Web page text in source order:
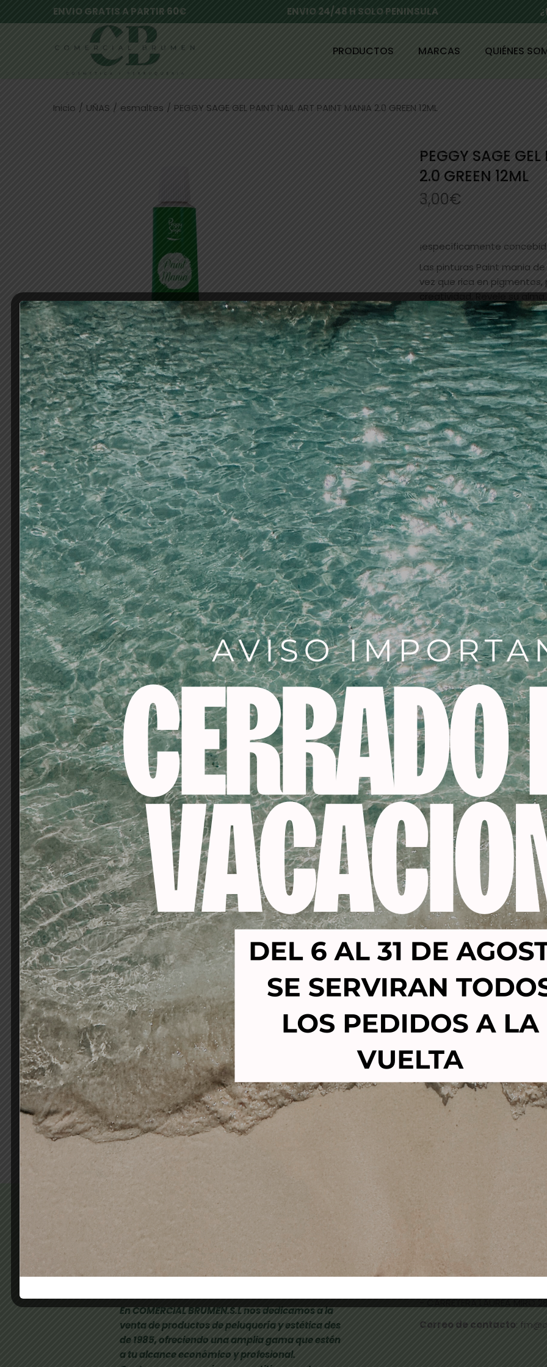
ENVIO GRATIS A PARTIR 60€ ENVIO 24/48 H SOLO PENINSULA
PRODUCTOS MARCAS QUIÉNES
Inicio / UÑAS / esmaltes / PEGGY SAGE GEL PAINT NAIL ART PAINT MANIA 2.0 GREEN 12ML
PEGGY SAGE
2.0 GREEN 12ML
3,00€
¡específicamente
Las pinturas Paint mania
vez que rica en
creatividad. Revele su
matices sutiles y realizar
Añadir a la lista de
Categorías:esmaltes,UÑAS
Descripción
Producto reservado para profesionales
PRECAUCIONES DE USO
Sólo para uso professional. No aplicar directamente sobre la uña natural. Utilizar
artificiales.Evitar todo contacto con los ojos, la piel o la ropa.
Productos relacionados
-40%
TRU GEL 42264 BLACK OPAL
(nacarado)ESMALTE
SEMIPERMANENTE
26,00€15,60€
Añadir al carrito
-40%
TRU GEL 42263 LIL»DRESS
SEMIPERMANENTE
26,00€ 15,60
-23%
PINCEL ACRÍLICO
POLLIE-pincel uñas
3,50€2,69€
Añadir al carrito
En COMERCIAL BRUMEN.S.L nos dedicamos a la
venta de productos de peluquería y estética des
de 1985, ofreciendo una amplia gama que estén
a tu alcance económico y profesional.
- CALLE NICOLAU TALLÓ 70,
-RAMBLA FRANCESC
- CARRETERA LAUREÀ MIRÓ
Correo de contacto: